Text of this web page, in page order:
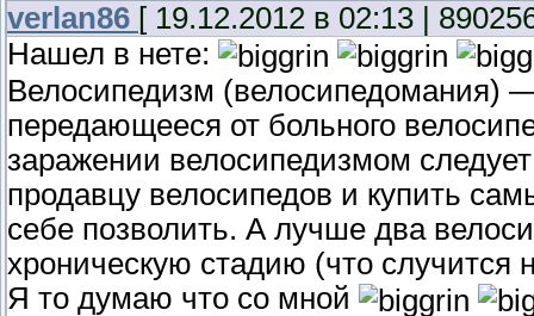
verlan86 [ 19.12.2012 в 02:13 |
Нашел в нете:
Велосипедизм (велосипедомания)
передающееся от больного
заражении велосипедизмом
продавцу велосипедов и купить
себе позволить. А лучше два
хроническую стадию (что случится
Я то думаю что со мной